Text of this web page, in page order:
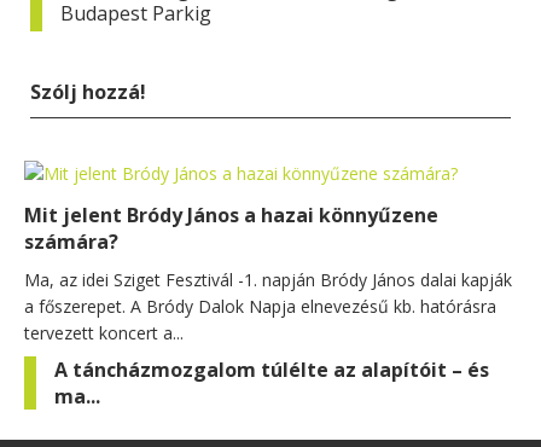
Budapest Parkig
Szólj hozzá!
Mit jelent Bródy János a hazai könnyűzene
számára?
Ma, az idei Sziget Fesztivál -1. napján Bródy János dalai kapják
a főszerepet. A Bródy Dalok Napja elnevezésű kb. hatórásra
tervezett koncert a...
A táncházmozgalom túlélte az alapítóit – és
ma...